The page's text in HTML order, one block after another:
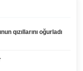
qızıllarını oğurladı